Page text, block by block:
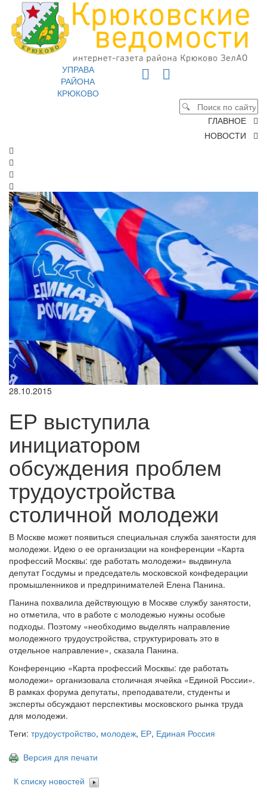
УПРАВА
РАЙОНА
КРЮКОВО
ГЛАВНОЕ
НОВОСТИ
28.10.2015
ЕР выступила
инициатором
обсуждения проблем
трудоустройства
столичной молодежи
В Москве может появиться специальная служба занятости для
молодежи. Идею о ее организации на конференции «Карта
профессий Москвы: где работать молодежи» выдвинула
депутат Госдумы и председатель московской конфедерации
промышленников и предпринимателей Елена Панина.
Панина похвалила действующую в Москве службу занятости,
но отметила, что в работе с молодежью нужны особые
подходы. Поэтому «необходимо выделять направление
молодежного трудоустройства, структурировать это в
отдельное направление», сказала Панина.
Конференцию «Карта профессий Москвы: где работать
молодежи» организовала столичная ячейка «Единой России».
В рамках форума депутаты, преподаватели, студенты и
эксперты обсуждают перспективы московского рынка труда
для молодежи.
Теги: трудоустройство, молодеж, ЕР, Единая Россия
Версия для печати
К списку новостей